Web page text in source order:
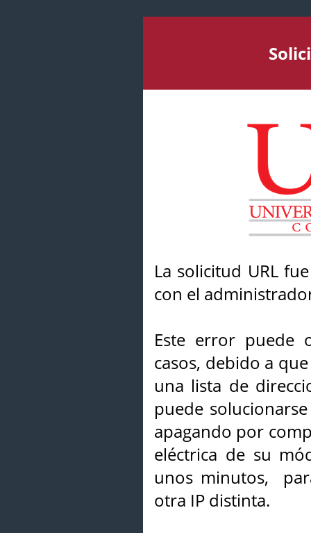
La solicitud URL
con el
Este error puede
casos, debido a
una lista de
puede
apagando por
eléctrica de su
unos minutos,
otra IP distinta.